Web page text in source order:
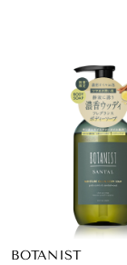
BOTANIST